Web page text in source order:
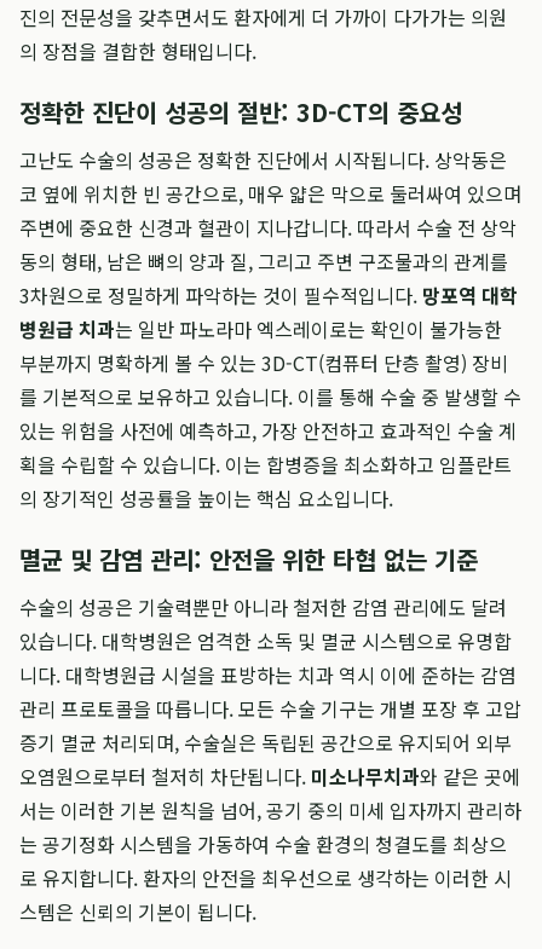
진의 전문성을 갖추면서도 환자에게 더 가까이 다가가는 의원
의 장점을 결합한 형태입니다.
정확한 진단이 성공의 절반: 3D-CT의 중요성
고난도 수술의 성공은 정확한 진단에서 시작됩니다. 상악동은
코 옆에 위치한 빈 공간으로, 매우 얇은 막으로 둘러싸여 있으며
주변에 중요한 신경과 혈관이 지나갑니다. 따라서 수술 전 상악
동의 형태, 남은 뼈의 양과 질, 그리고 주변 구조물과의 관계를
3차원으로 정밀하게 파악하는 것이 필수적입니다. 망포역 대학
병원급 치과는 일반 파노라마 엑스레이로는 확인이 불가능한
부분까지 명확하게 볼 수 있는 3D-CT(컴퓨터 단층 촬영) 장비
를 기본적으로 보유하고 있습니다. 이를 통해 수술 중 발생할 수
있는 위험을 사전에 예측하고, 가장 안전하고 효과적인 수술 계
획을 수립할 수 있습니다. 이는 합병증을 최소화하고 임플란트
의 장기적인 성공률을 높이는 핵심 요소입니다.
멸균 및 감염 관리: 안전을 위한 타협 없는 기준
수술의 성공은 기술력뿐만 아니라 철저한 감염 관리에도 달려
있습니다. 대학병원은 엄격한 소독 및 멸균 시스템으로 유명합
니다. 대학병원급 시설을 표방하는 치과 역시 이에 준하는 감염
관리 프로토콜을 따릅니다. 모든 수술 기구는 개별 포장 후 고압
증기 멸균 처리되며, 수술실은 독립된 공간으로 유지되어 외부
오염원으로부터 철저히 차단됩니다. 미소나무치과와 같은 곳에
서는 이러한 기본 원칙을 넘어, 공기 중의 미세 입자까지 관리하
는 공기정화 시스템을 가동하여 수술 환경의 청결도를 최상으
로 유지합니다. 환자의 안전을 최우선으로 생각하는 이러한 시
스템은 신뢰의 기본이 됩니다.